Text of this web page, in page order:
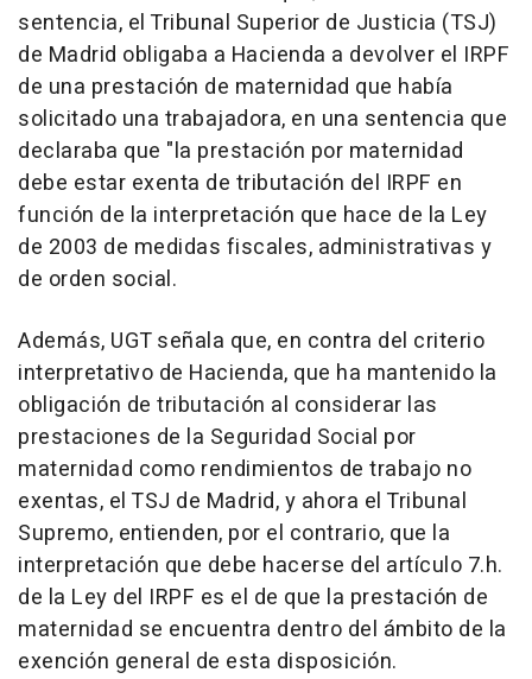
sentencia, el Tribunal Superior de Justicia (TSJ)
de Madrid obligaba a Hacienda a devolver el IRPF
de una prestación de maternidad que había
solicitado una trabajadora, en una sentencia que
declaraba que "la prestación por maternidad
debe estar exenta de tributación del IRPF en
función de la interpretación que hace de la Ley
de 2003 de medidas fiscales, administrativas y
de orden social.
Además, UGT señala que, en contra del criterio
interpretativo de Hacienda, que ha mantenido la
obligación de tributación al considerar las
prestaciones de la Seguridad Social por
maternidad como rendimientos de trabajo no
exentas, el TSJ de Madrid, y ahora el Tribunal
Supremo, entienden, por el contrario, que la
interpretación que debe hacerse del artículo 7.h.
de la Ley del IRPF es el de que la prestación de
maternidad se encuentra dentro del ámbito de la
exención general de esta disposición.